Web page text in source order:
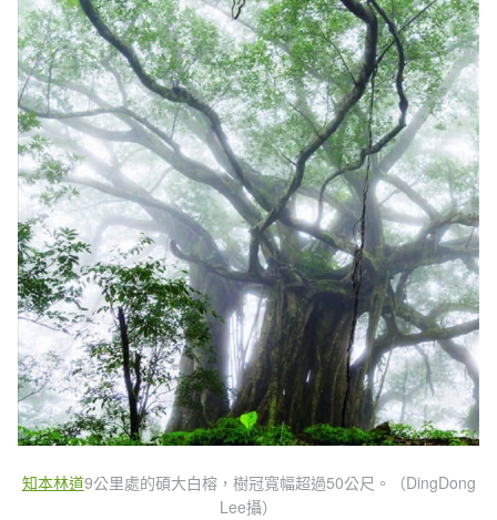
知本林道9公里處的碩大白榕，樹冠寬幅超過50公尺。（DingDong
Lee攝）